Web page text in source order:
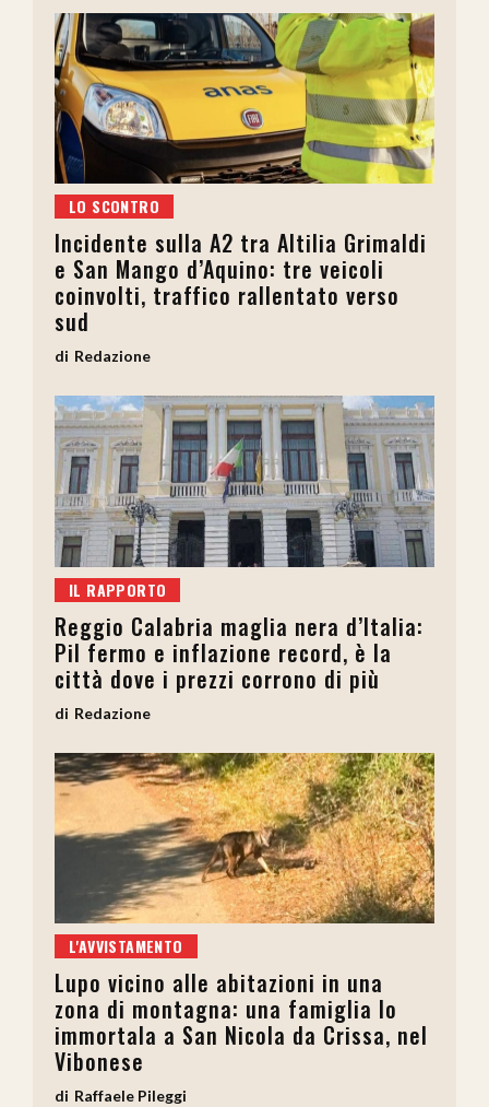
LO SCONTRO
Incidente sulla A2 tra Altilia Grimaldi
e San Mango d’Aquino: tre veicoli
coinvolti, traffico rallentato verso
sud
Redazione
IL RAPPORTO
Reggio Calabria maglia nera d’Italia:
Pil fermo e inflazione record, è la
città dove i prezzi corrono di più
Redazione
L'AVVISTAMENTO
Lupo vicino alle abitazioni in una
zona di montagna: una famiglia lo
immortala a San Nicola da Crissa, nel
Vibonese
Raffaele Pileggi